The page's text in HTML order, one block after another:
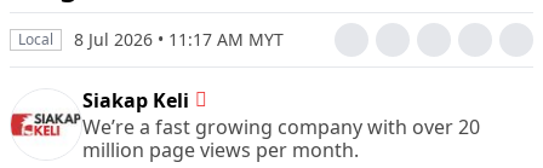
Local 8 Jul 2026 • 11:17 AM MYT
Siakap Keli
We’re a fast growing company with over 20
million page views per month.